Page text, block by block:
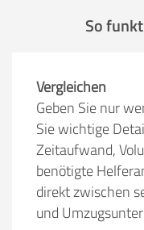
So
Vergleichen
Geben Sie nur
Sie wichtige
Zeitaufwand,
benötigte
direkt zwischen
und